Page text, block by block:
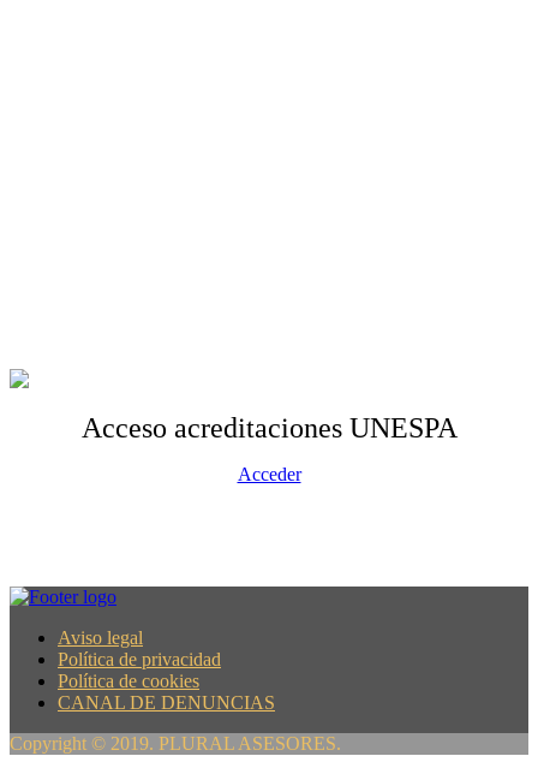
Acceso acreditaciones UNESPA
Acceder
Aviso legal
Política de privacidad
Política de cookies
CANAL DE DENUNCIAS
Copyright © 2019. PLURAL ASESORES.